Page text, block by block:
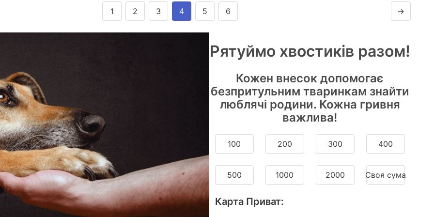
→
1 2 3 4 5 6
Рятуймо хвостиків разом!
Кожен внесок допомогає
безпритульним тваринкам знайти
люблячі родини. Кожна гривня
важлива!
100 200 300 400
500 1000 2000 Cвоя сума
Карта Приват: